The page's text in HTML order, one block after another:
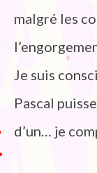
malgré les
Je suis
Pascal
d’un… je